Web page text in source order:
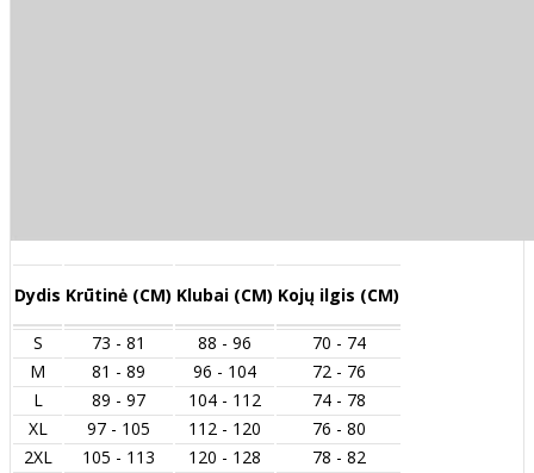
Dydis Krūtinė (CM) Klubai (CM) Kojų ilgis (CM)
S 73 - 81 88 - 96
70 - 74
M
81 - 89 96 - 104
72 - 76
L
89 - 97 104 - 112
74 - 78
XL
97 - 105 112 - 120
76 - 80
2XL
105 - 113 120 - 128
78 - 82